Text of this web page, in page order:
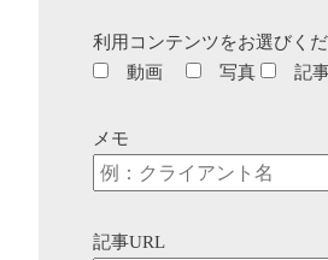
利用コンテンツをお選びくだ
動画
写真 記
メモ
記事URL